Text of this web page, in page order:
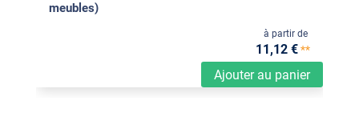
meubles)
Ajouter au panier
à partir de
11,12 €**